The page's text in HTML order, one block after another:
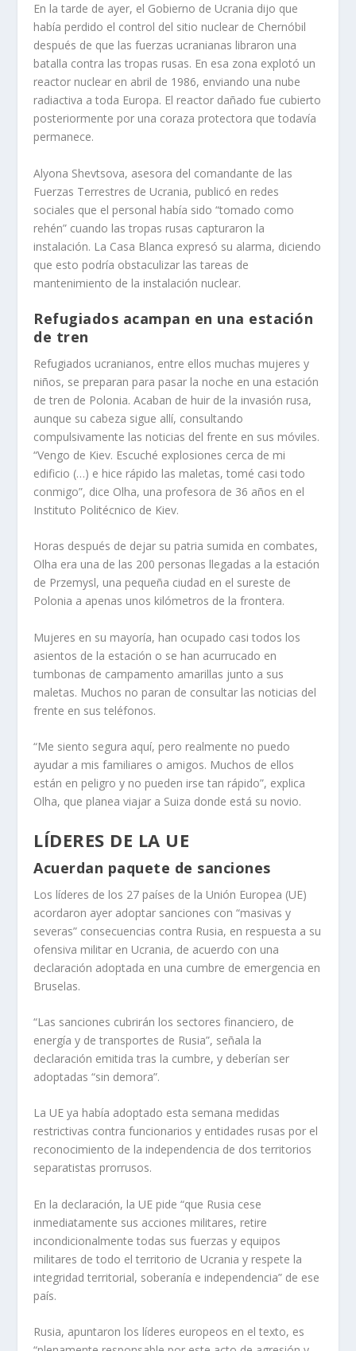
En la tarde de ayer, el Gobierno de Ucrania dijo que
había perdido el control del sitio nuclear de Chernóbil
después de que las fuerzas ucranianas libraron una
batalla contra las tropas rusas. En esa zona explotó un
reactor nuclear en abril de 1986, enviando una nube
radiactiva a toda Europa. El reactor dañado fue cubierto
posteriormente por una coraza protectora que todavía
permanece.
Alyona Shevtsova, asesora del comandante de las
Fuerzas Terrestres de Ucrania, publicó en redes
sociales que el personal había sido “tomado como
rehén” cuando las tropas rusas capturaron la
instalación. La Casa Blanca expresó su alarma, diciendo
que esto podría obstaculizar las tareas de
mantenimiento de la instalación nuclear.
Refugiados acampan en una estación
de tren
Refugiados ucranianos, entre ellos muchas mujeres y
niños, se preparan para pasar la noche en una estación
de tren de Polonia. Acaban de huir de la invasión rusa,
aunque su cabeza sigue allí, consultando
compulsivamente las noticias del frente en sus móviles.
“Vengo de Kiev. Escuché explosiones cerca de mi
edificio (…) e hice rápido las maletas, tomé casi todo
conmigo”, dice Olha, una profesora de 36 años en el
Instituto Politécnico de Kiev.
Horas después de dejar su patria sumida en combates,
Olha era una de las 200 personas llegadas a la estación
de Przemysl, una pequeña ciudad en el sureste de
Polonia a apenas unos kilómetros de la frontera.
Mujeres en su mayoría, han ocupado casi todos los
asientos de la estación o se han acurrucado en
tumbonas de campamento amarillas junto a sus
maletas. Muchos no paran de consultar las noticias del
frente en sus teléfonos.
“Me siento segura aquí, pero realmente no puedo
ayudar a mis familiares o amigos. Muchos de ellos
están en peligro y no pueden irse tan rápido”, explica
Olha, que planea viajar a Suiza donde está su novio.
LÍDERES DE LA UE
Acuerdan paquete de sanciones
Los líderes de los 27 países de la Unión Europea (UE)
acordaron ayer adoptar sanciones con “masivas y
severas” consecuencias contra Rusia, en respuesta a su
ofensiva militar en Ucrania, de acuerdo con una
declaración adoptada en una cumbre de emergencia en
Bruselas.
“Las sanciones cubrirán los sectores financiero, de
energía y de transportes de Rusia”, señala la
declaración emitida tras la cumbre, y deberían ser
adoptadas “sin demora”.
La UE ya había adoptado esta semana medidas
restrictivas contra funcionarios y entidades rusas por el
reconocimiento de la independencia de dos territorios
separatistas prorrusos.
En la declaración, la UE pide “que Rusia cese
inmediatamente sus acciones militares, retire
incondicionalmente todas sus fuerzas y equipos
militares de todo el territorio de Ucrania y respete la
integridad territorial, soberanía e independencia” de ese
país.
Rusia, apuntaron los líderes europeos en el texto, es